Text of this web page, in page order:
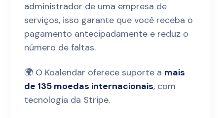
administrador de uma empresa de
serviços, isso garante que você receba o
pagamento antecipadamente e reduz o
número de faltas.
🌍 O Koalendar oferece suporte a mais
de 135 moedas internacionais, com
tecnologia da Stripe.